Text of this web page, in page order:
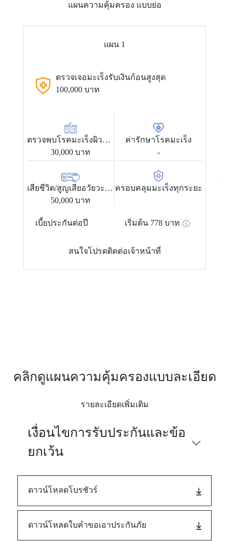
แผนความคุ้มครอง แบบย่อ
แผน 1
ตรวจเจอมะเร็งรับเงินก้อนสูงสุด
100,000 บาท
ตรวจพบโรคมะเร็งผิวหนัง
30,000 บาท
ค่ารักษาโรคมะเร็ง
-
เสียชีวิต/สูญเสียอวัยวะ ทุพพลภาพถาวรจากอุบัติเหตุ
50,000 บาท
ครอบคลุมมะเร็งทุกระยะ
เบี้ยประกันต่อปี เริ่มต้น 778 บาท
สนใจโปรดติดต่อเจ้าหน้าที่
คลิกดูแผนความคุ้มครองแบบละเอียด
รายละเอียดเพิ่มเติม
เงื่อนไขการรับประกันและข้อ
ยกเว้น
ดาวน์โหลดโบรชัวร์
ดาวน์โหลดใบคำขอเอาประกันภัย